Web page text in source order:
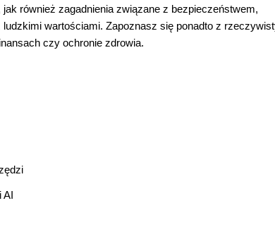
również zagadnienia związane z bezpieczeństwem,
wartościami. Zapoznasz się ponadto z
czy ochronie zdrowia.
AI